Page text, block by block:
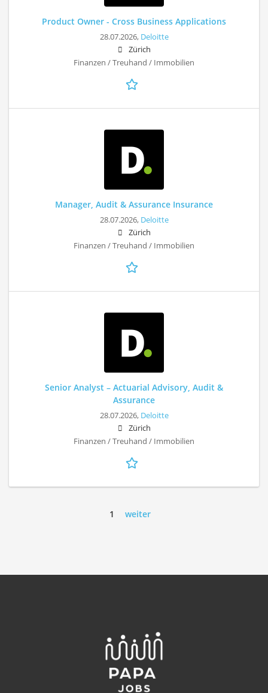
Product Owner - Cross Business Applications
28.07.2026, Deloitte
Zürich
Finanzen / Treuhand / Immobilien
Manager, Audit & Assurance Insurance
28.07.2026, Deloitte
Zürich
Finanzen / Treuhand / Immobilien
Senior Analyst – Actuarial Advisory, Audit &
Assurance
28.07.2026, Deloitte
Zürich
Finanzen / Treuhand / Immobilien
1 weiter